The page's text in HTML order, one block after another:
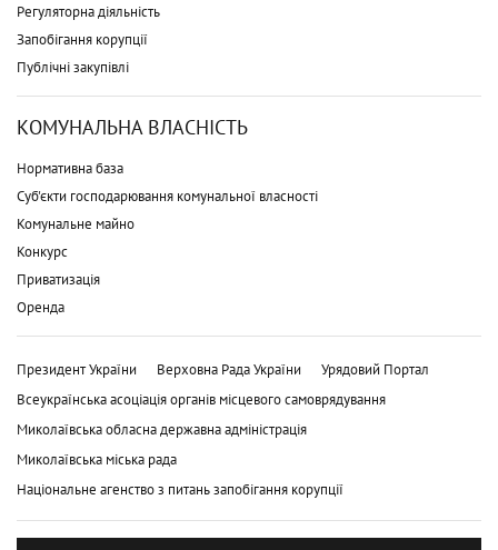
Регуляторна діяльність
Запобігання корупції
Публічні закупівлі
КОМУНАЛЬНА ВЛАСНІСТЬ
Нормативна база
Суб'єкти господарювання комунальної власності
Комунальне майно
Конкурс
Приватизація
Оренда
Президент України Верховна Рада України
Урядовий Портал
Всеукраїнська асоціація органів місцевого самоврядування
Миколаївська обласна державна адміністрація
Миколаївська міська рада
Національне агенство з питань запобігання корупції